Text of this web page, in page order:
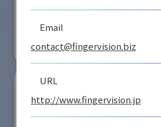
Email
contact@fingervision.biz
URL
http://www.fingervision.jp
#スマートプロダクションロボット
リアル会場小間番号 : W2-41